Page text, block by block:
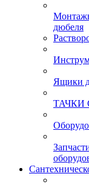
дюбеля
Ящики
ТАЧКИ